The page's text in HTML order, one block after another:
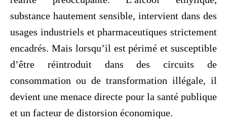
substance hautement sensible, intervient dans des
usages industriels et pharmaceutiques strictement
encadrés. Mais lorsqu’il est périmé et susceptible
d’être réintroduit dans des circuits de
consommation ou de transformation illégale, il
devient une menace directe pour la santé publique
et un facteur de distorsion économique.